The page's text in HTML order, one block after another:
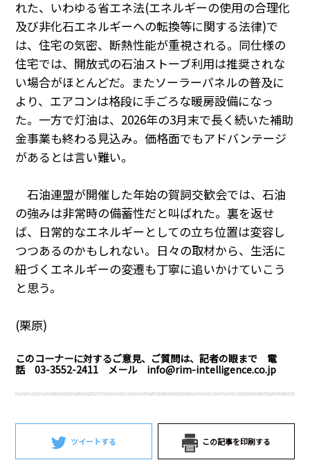
れた、いわゆる省エネ法(エネルギーの使用の合理化
及び非化石エネルギーへの転換等に関する法律)で
は、住宅の気密、断熱性能が重視される。同仕様の
住宅では、開放式の石油ストーブ利用は推奨されな
い場合がほとんどだ。またソーラーパネルの普及に
より、エアコンは格段に手ごろな暖房設備になっ
た。一方で灯油は、 2026年の3月末で長く続いた補助
金事業も終わる見込み。価格面でもアドバンテージ
があるとは言い難い。
石油連盟が開催した年始の賀詞交歓会では、石油
の強みは非常時の備蓄性だと叫ばれた。裏を返せ
ば、日常的なエネルギーとしての立ち位置は変容し
つつあるのかもしれない。日々の取材から、生活に
紐づくエネルギーの変遷も丁寧に追いかけていこう
と思う。
(栗原)
このコーナーに対するご意見、ご質問は、記者の眼まで 電
話 03-3552-2411 メール info@rim-intelligence.co.jp
ツイートする この記事を印刷する